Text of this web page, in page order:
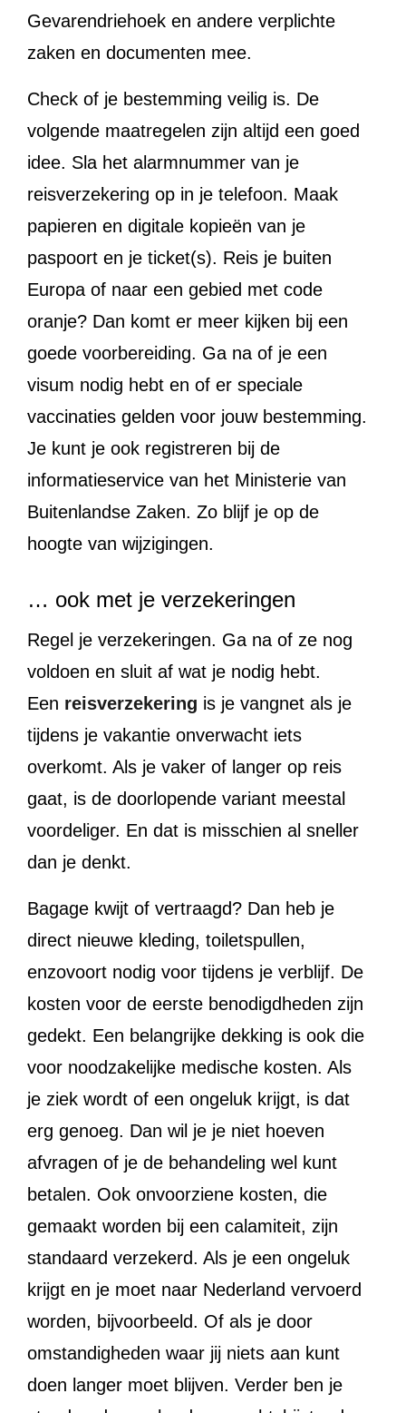
Gevarendriehoek en andere verplichte
zaken en documenten mee.
Check of je bestemming veilig is. De
volgende maatregelen zijn altijd een goed
idee. Sla het alarmnummer van je
reisverzekering op in je telefoon. Maak
papieren en digitale kopieën van je
paspoort en je ticket(s). Reis je buiten
Europa of naar een gebied met code
oranje? Dan komt er meer kijken bij een
goede voorbereiding. Ga na of je een
visum nodig hebt en of er speciale
vaccinaties gelden voor jouw bestemming.
Je kunt je ook registreren bij de
informatieservice van het Ministerie van
Buitenlandse Zaken. Zo blijf je op de
hoogte van wijzigingen.
… ook met je verzekeringen
Regel je verzekeringen. Ga na of ze nog
voldoen en sluit af wat je nodig hebt.
Een reisverzekering is je vangnet als je
tijdens je vakantie onverwacht iets
overkomt. Als je vaker of langer op reis
gaat, is de doorlopende variant meestal
voordeliger. En dat is misschien al sneller
dan je denkt.
Bagage kwijt of vertraagd? Dan heb je
direct nieuwe kleding, toiletspullen,
enzovoort nodig voor tijdens je verblijf. De
kosten voor de eerste benodigdheden zijn
gedekt. Een belangrijke dekking is ook die
voor noodzakelijke medische kosten. Als
je ziek wordt of een ongeluk krijgt, is dat
erg genoeg. Dan wil je je niet hoeven
afvragen of je de behandeling wel kunt
betalen. Ook onvoorziene kosten, die
gemaakt worden bij een calamiteit, zijn
standaard verzekerd. Als je een ongeluk
krijgt en je moet naar Nederland vervoerd
worden, bijvoorbeeld. Of als je door
omstandigheden waar jij niets aan kunt
doen langer moet blijven. Verder ben je